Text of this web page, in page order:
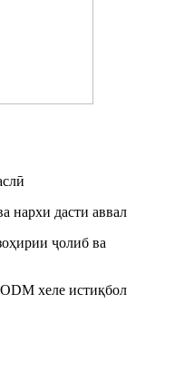
нархи дасти аввал
ҷолиб ва
хеле истиқбол